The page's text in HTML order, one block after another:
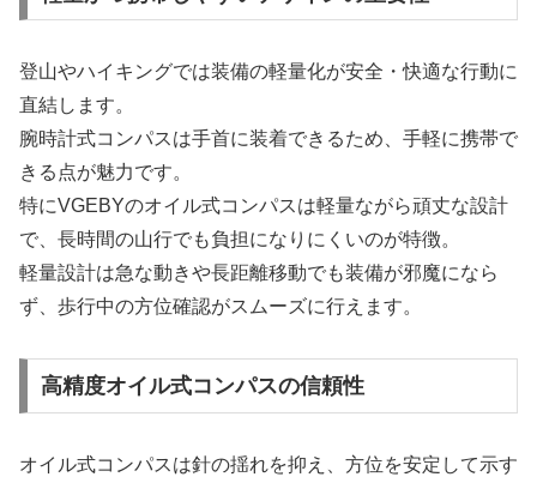
登山やハイキングでは装備の軽量化が安全・快適な行動に
直結します。
腕時計式コンパスは手首に装着できるため、手軽に携帯で
きる点が魅力です。
特にVGEBYのオイル式コンパスは軽量ながら頑丈な設計
で、長時間の山行でも負担になりにくいのが特徴。
軽量設計は急な動きや長距離移動でも装備が邪魔になら
ず、歩行中の方位確認がスムーズに行えます。
高精度オイル式コンパスの信頼性
オイル式コンパスは針の揺れを抑え、方位を安定して示す